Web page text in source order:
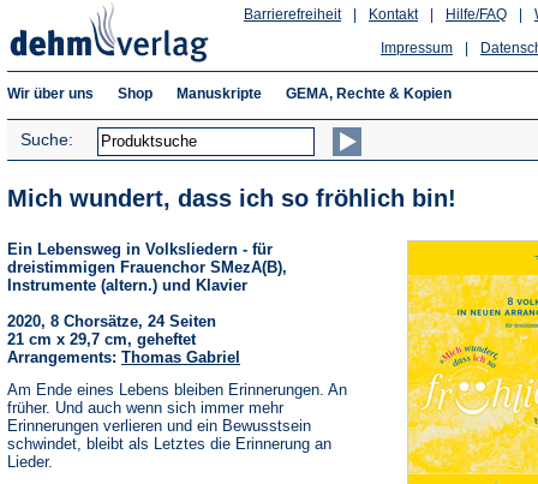
Hilfe/FAQ
Kontakt
Barrierefreiheit
Impressum
Wir über uns Shop Manuskripte GEMA, Rechte & Kopien
Suche:
Mich wundert, dass ich so fröhlich bin!
Ein Lebensweg in Volksliedern - für
dreistimmigen Frauenchor SMezA(B),
Instrumente (altern.) und Klavier
2020, 8 Chorsätze, 24 Seiten
21 cm x 29,7 cm, geheftet
Arrangements: Thomas Gabriel
Am Ende eines Lebens bleiben Erinnerungen. An
früher. Und auch wenn sich immer mehr
Erinnerungen verlieren und ein Bewusstsein
schwindet, bleibt als Letztes die Erinnerung an
Lieder.